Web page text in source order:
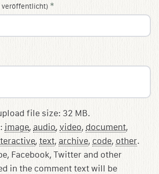
veröffentlicht) *
file size: 32 MB.
image, audio, video, document,
, text, archive, code, other.
Facebook, Twitter and other
in the comment text will be